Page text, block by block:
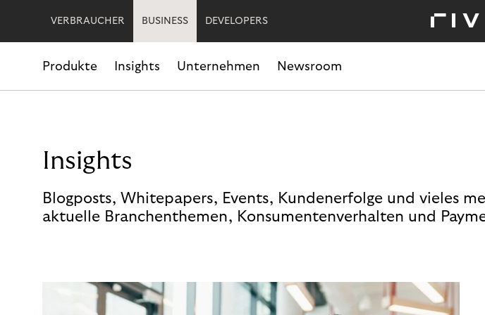
VERBRAUCHER BUSINESS DEVELOPERS
Produkte Insights Unternehmen Newsroom
Insights
Blogposts, Whitepapers, Events, Kundenerfolge und vieles
aktuelle Branchenthemen, Konsumentenverhalten und